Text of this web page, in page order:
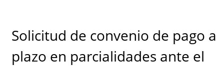
Solicitud de convenio de pago a
plazo en parcialidades ante el